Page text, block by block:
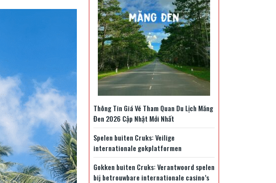
Thông Tin Giá Vé Tham Quan Du Lịch Măng
Đen 2026 Cập Nhật Mới Nhất
Spelen buiten Cruks: Veilige
internationale gokplatformen
Gokken buiten Cruks: Verantwoord spelen
bij betrouwbare internationale casino’s